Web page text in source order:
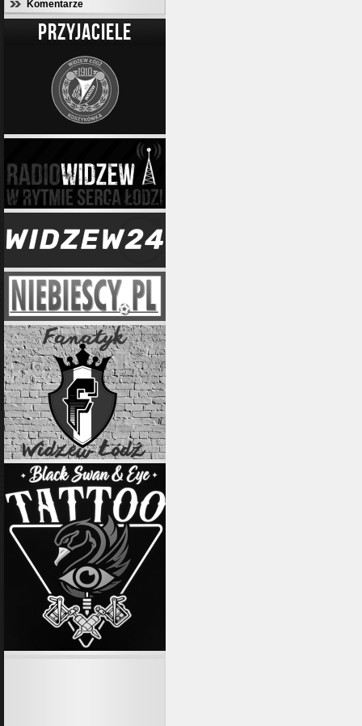
Komentarze
PRZYJACIELE